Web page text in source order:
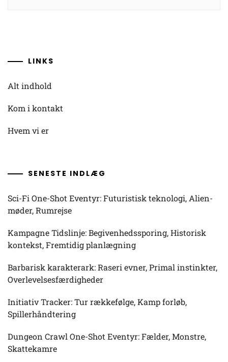
LINKS
Alt indhold
Kom i kontakt
Hvem vi er
SENESTE INDLÆG
Sci-Fi One-Shot Eventyr: Futuristisk teknologi, Alien-
møder, Rumrejse
Kampagne Tidslinje: Begivenhedssporing, Historisk
kontekst, Fremtidig planlægning
Barbarisk karakterark: Raseri evner, Primal instinkter,
Overlevelsesfærdigheder
Initiativ Tracker: Tur rækkefølge, Kamp forløb,
Spillerhåndtering
Dungeon Crawl One-Shot Eventyr: Fælder, Monstre,
Skattekamre